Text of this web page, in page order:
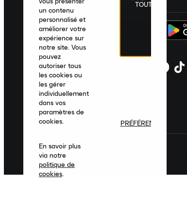
un contenu
personnalisé et
améliorer votre
expérience sur
notre site. Vous
pouvez
autoriser tous
les cookies ou
les gérer
individuellement
dans vos
paramètres de
cookies.
En savoir plus
via notre
politique de
cookies.
TOUT
PRÉFÉRENCES